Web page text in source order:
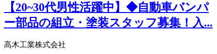
【20~30代男性活躍中】◆自動車バンパ
ー部品の組立・塗装スタッフ募集！入...
高木工業株式会社